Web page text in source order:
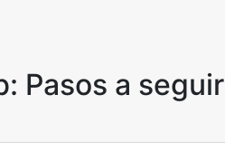
Pasos a seguir